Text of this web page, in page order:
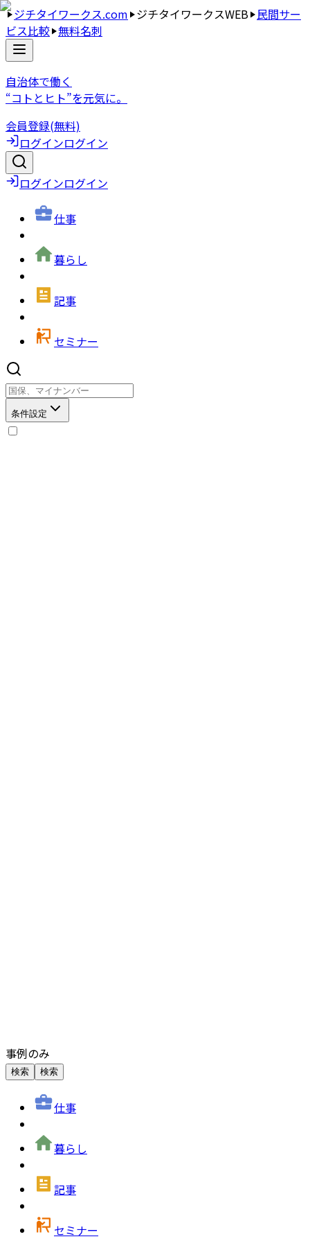
ジチタイワークス.com ジチタイワークスWEB 民間サー
ビス比較 無料名刺
自治体で働く
“コトとヒト”を元気に。
会員登録(無料)
ログインログイン
ログインログイン
仕事
暮らし
記事
セミナー
条件設定
事例のみ
検索 検索
仕事
暮らし
記事
セミナー